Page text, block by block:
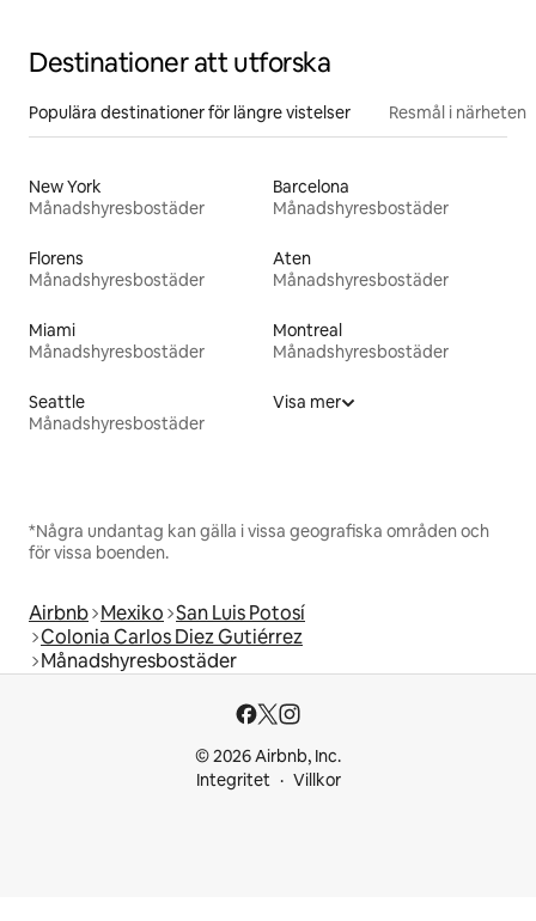
Destinationer att utforska
Populära destinationer för längre vistelser Resmål i närheten
New York
Månadshyresbostäder
Barcelona
Månadshyresbostäder
Florens
Månadshyresbostäder
Aten
Månadshyresbostäder
Miami
Månadshyresbostäder
Montreal
Månadshyresbostäder
Seattle
Månadshyresbostäder
Visa mer
*Några undantag kan gälla i vissa geografiska områden och
för vissa boenden.
Airbnb Mexiko San Luis Potosí
Colonia Carlos Diez Gutiérrez
Månadshyresbostäder
© 2026 Airbnb, Inc.
Integritet
Villkor